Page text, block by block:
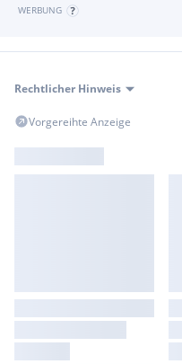
WERBUNG
Rechtlicher Hinweis
Vorgereihte Anzeige